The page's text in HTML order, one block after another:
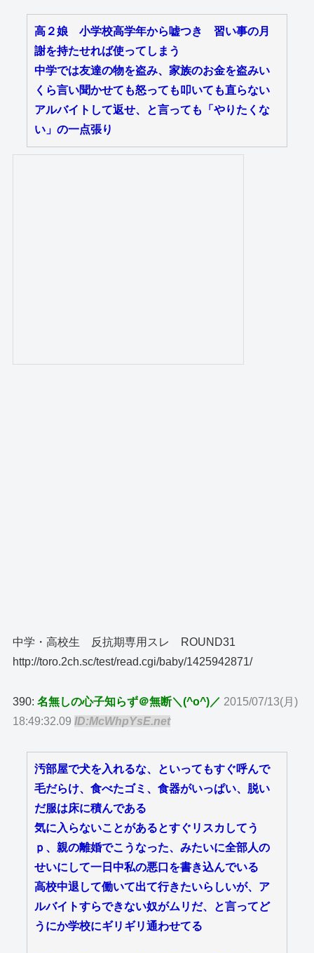
高２娘 小学校高学年から嘘つき 習い事の月
謝を持たせれば使ってしまう
中学では友達の物を盗み、家族のお金を盗みい
くら言い聞かせても怒っても叩いても直らない
アルバイトして返せ、と言っても「やりたくな
い」の一点張り
中学・高校生 反抗期専用スレ ROUND31
http://toro.2ch.sc/test/read.cgi/baby/1425942871/
390:名無しの心子知らず＠無断＼(^o^)／ 2015/07/13(月)
18:49:32.09ID:McWhpYsE.net
汚部屋で犬を入れるな、といってもすぐ呼んで
毛だらけ、食べたゴミ、食器がいっぱい、脱い
だ服は床に積んである
気に入らないことがあるとすぐリスカしてう
ｐ、親の離婚でこうなった、みたいに全部人の
せいにして一日中私の悪口を書き込んでいる
高校中退して働いて出て行きたいらしいが、ア
ルバイトすらできない奴がムリだ、と言ってど
うにか学校にギリギリ通わせてる